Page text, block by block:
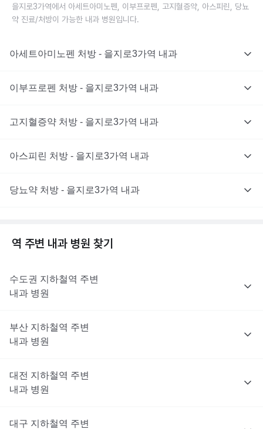
을지로3가역에서 아세트아미노펜, 이부프로펜, 고지혈증약, 아스피린, 당뇨
약 진료/처방이 가능한 내과 병원입니다.
아세트아미노펜 처방 - 을지로3가역 내과
이부프로펜 처방 - 을지로3가역 내과
고지혈증약 처방 - 을지로3가역 내과
아스피린 처방 - 을지로3가역 내과
당뇨약 처방 - 을지로3가역 내과
역 주변 내과 병원 찾기
수도권 지하철역 주변
내과 병원
부산 지하철역 주변
내과 병원
대전 지하철역 주변
내과 병원
대구 지하철역 주변